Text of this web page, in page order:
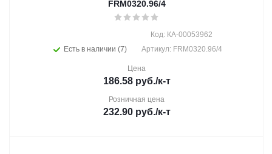
FRM0320.96/4
Есть в наличии (7)
Код: КА-00053962
Артикул: FRM0320.96/4
Цена
186.58руб./к-т
Розничная цена
232.90руб./к-т